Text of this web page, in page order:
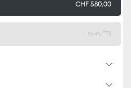
CHF 580.00